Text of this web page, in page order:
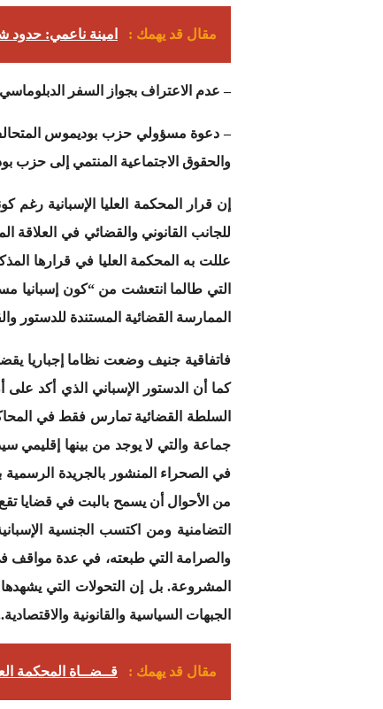
مقال قد يهمك : امينة ناعمي:
– عدم الاعتراف بجواز السفر
– دعوة مسؤولي حزب بوديموس المتحالف
والحقوق الاجتماعية المنتمي إلى
إن قرار المحكمة العليا الإسبانية
للجانب القانوني والقضائي في العلاقة
عللت به المحكمة العليا في قرارها
التي طالما انتعشت من “كون إسبانيا
الممارسة القضائية المستندة للدستور
فاتفاقية جنيف وضعت نظاما إجباريا
من الأحوال أن يسمح بالبت في قضايا
التضامنية ومن اكتسب الجنسية
والصرامة التي طبعته، في عدة مواقف
المشروعة. بل إن التحولات التي
الجبهات السياسية والقانونية
مقال قد يهمك : قــضــاة المحكمة